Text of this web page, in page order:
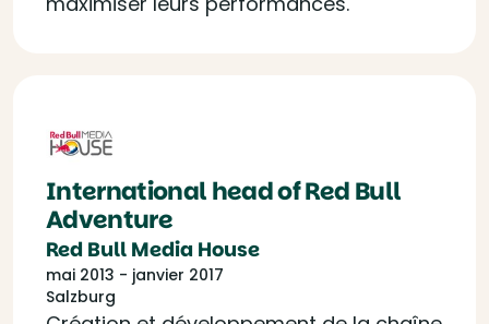
International head of Red Bull
Adventure
Red Bull Media House
mai 2013 - janvier 2017
Salzburg